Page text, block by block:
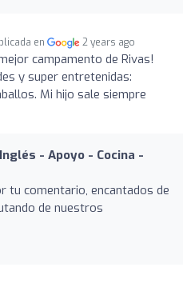
en 2 years ago
campamento de Rivas!
y super entretenidas:
Mi hijo sale siempre
- Apoyo - Cocina -
tu comentario, encantados de
de nuestros